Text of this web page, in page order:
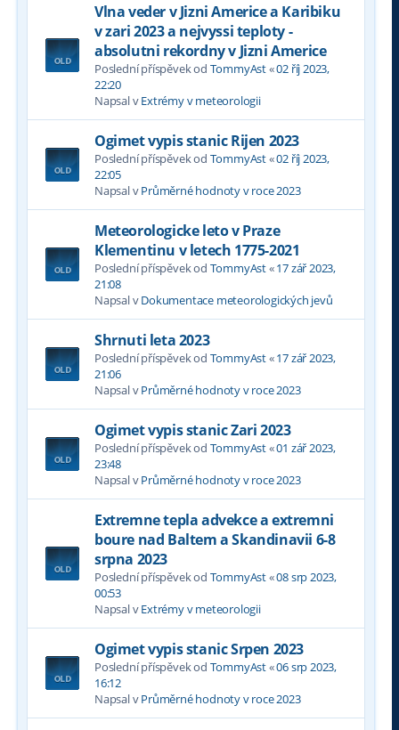
Vlna veder v Jizni Americe a Karibiku
v zari 2023 a nejvyssi teploty -
absolutni rekordny v Jizni Americe
Poslední příspěvek od TommyAst«02 říj 2023,
22:20
Napsal vExtrémy v meteorologii
Ogimet vypis stanic Rijen 2023
Poslední příspěvek od TommyAst«02 říj 2023,
22:05
Napsal vPrůměrné hodnoty v roce 2023
Meteorologicke leto v Praze
Klementinu v letech 1775-2021
Poslední příspěvek od TommyAst«17 zář 2023,
21:08
Napsal vDokumentace meteorologických jevů
Shrnuti leta 2023
Poslední příspěvek od TommyAst«17 zář 2023,
21:06
Napsal vPrůměrné hodnoty v roce 2023
Ogimet vypis stanic Zari 2023
Poslední příspěvek od TommyAst«01 zář 2023,
23:48
Napsal vPrůměrné hodnoty v roce 2023
Extremne tepla advekce a extremni
boure nad Baltem a Skandinavii 6-8
srpna 2023
Poslední příspěvek od TommyAst«08 srp 2023,
00:53
Napsal vExtrémy v meteorologii
Ogimet vypis stanic Srpen 2023
Poslední příspěvek od TommyAst«06 srp 2023,
16:12
Napsal vPrůměrné hodnoty v roce 2023